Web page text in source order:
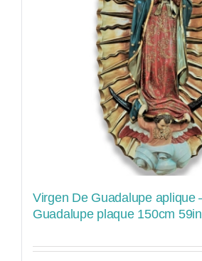
Virgen De Guadalupe aplique
Guadalupe plaque 150cm